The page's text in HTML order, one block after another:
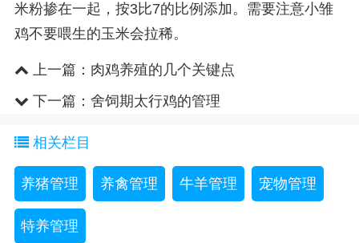
米粉掺在一起，按3比7的比例添加。需要注意小雏
鸡不要喂生的玉米会拉稀。
上一篇： 肉鸡养殖的几个关键点
下一篇： 舍饲期太行鸡的管理
相关栏目
养猪管理 养禽管理 牛羊管理 宠物管理
特养管理